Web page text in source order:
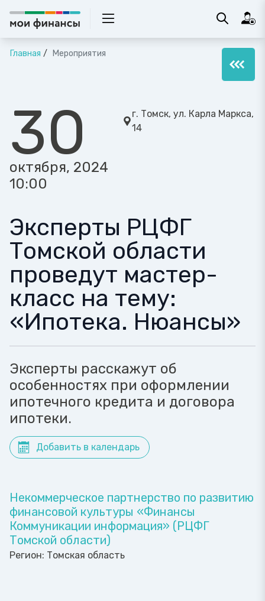
Главная Мероприятия
30
октября, 2024
10:00
г. Томск, ул. Карла Маркса,
14
Эксперты РЦФГ
Томской области
проведут мастер-
класс на тему:
«Ипотека. Нюансы»
Эксперты расскажут об
особенностях при оформлении
ипотечного кредита и договора
ипотеки.
Добавить в календарь
Некоммерческое партнерство по развитию
финансовой культуры «Финансы
Коммуникации информация» (РЦФГ
Томской области)
Регион: Томская область